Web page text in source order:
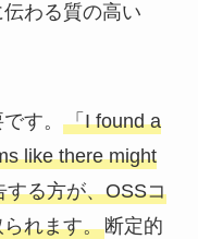
わる質の高い
す。 「I found a
like there might
する方が、OSSコ
れます。断定的